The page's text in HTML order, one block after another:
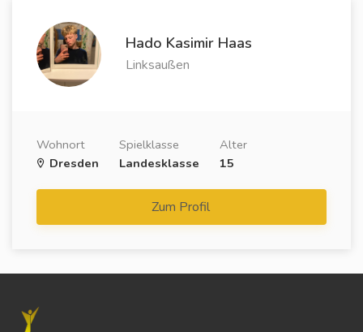
Hado Kasimir Haas
Linksaußen
Wohnort
Dresden
Spielklasse
Landesklasse
Alter
15
Zum Profil